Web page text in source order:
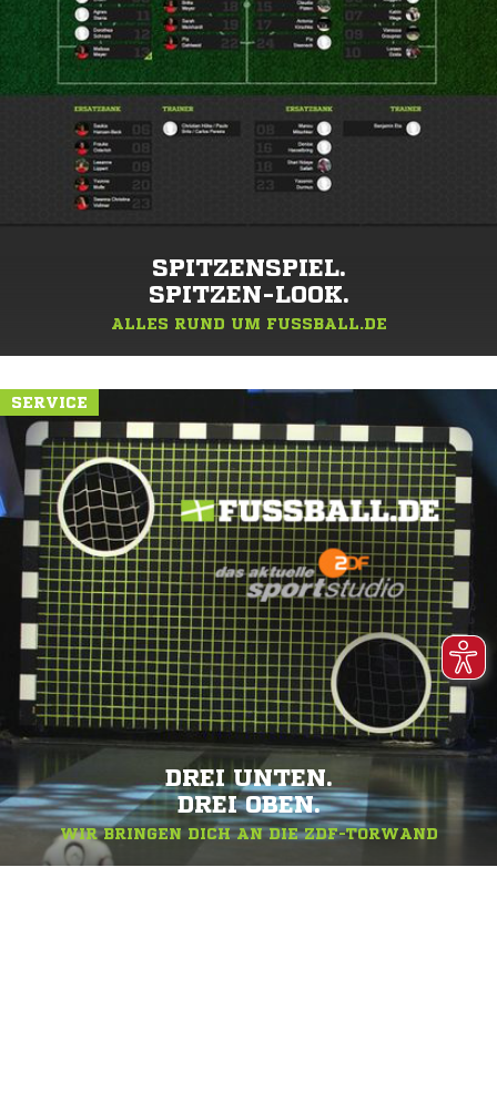
SPITZENSPIEL.
SPITZEN-LOOK.
ALLES RUND UM FUSSBALL.DE
SERVICE
DREI UNTEN.
DREI OBEN.
WIR BRINGEN DICH AN DIE ZDF-TORWAND